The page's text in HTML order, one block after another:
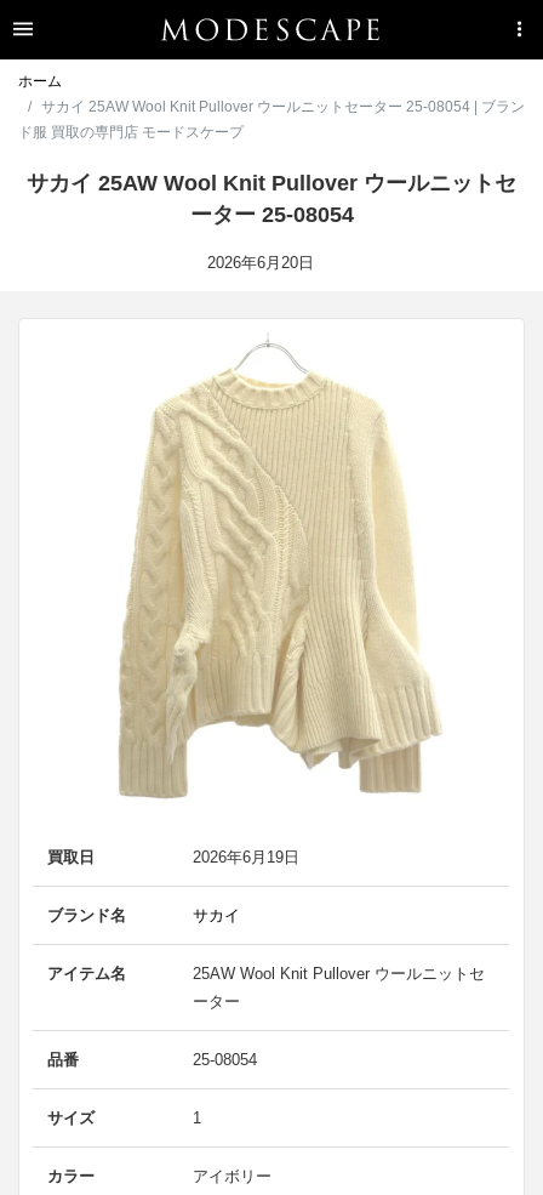
ホーム
サカイ 25AW Wool Knit Pullover ウールニットセーター 25-08054 | ブラン
ド服 買取の専門店 モードスケープ
サカイ 25AW Wool Knit Pullover ウールニットセ
ーター 25-08054
2026年6月20日
買取日 2026年6月19日
ブランド名 サカイ
アイテム名
25AW Wool Knit Pullover ウールニットセ
ーター
品番 25-08054
サイズ 1
カラー アイボリー